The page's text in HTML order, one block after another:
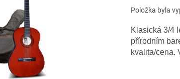
Položka byla
Klasická 3/4
přírodním
kvalita/cena.